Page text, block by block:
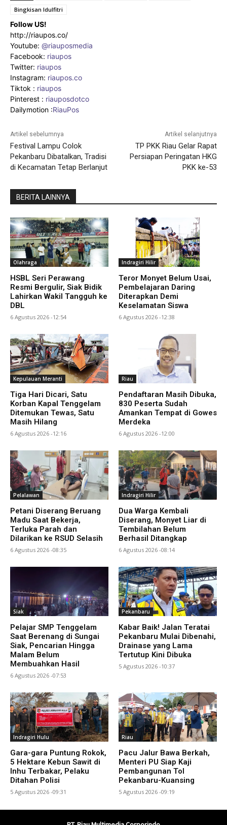
Bingkisan Idulfitri
Follow US!
http://riaupos.co/
Youtube: @riauposmedia
Facebook: riaupos
Twitter: riaupos
Instagram: riaupos.co
Tiktok : riaupos
Pinterest : riauposdotco
Dailymotion :RiauPos
Artikel sebelumnya
Festival Lampu Colok
Pekanbaru Dibatalkan, Tradisi
di Kecamatan Tetap Berlanjut
Artikel selanjutnya
TP PKK Riau Gelar Rapat
Persiapan Peringatan HKG
PKK ke-53
BERITA LAINNYA
Olahraga
HSBL Seri Perawang
Resmi Bergulir, Siak Bidik
Lahirkan Wakil Tangguh ke
DBL
6 Agustus 2026 -12:54
Indragiri Hilir
Teror Monyet Belum Usai,
Pembelajaran Daring
Diterapkan Demi
Keselamatan Siswa
6 Agustus 2026 -12:38
Kepulauan Meranti
Tiga Hari Dicari, Satu
Korban Kapal Tenggelam
Ditemukan Tewas, Satu
Masih Hilang
6 Agustus 2026 -12:16
Riau
Pendaftaran Masih Dibuka,
830 Peserta Sudah
Amankan Tempat di Gowes
Merdeka
6 Agustus 2026 -12:00
Pelalawan
Petani Diserang Beruang
Madu Saat Bekerja,
Terluka Parah dan
Dilarikan ke RSUD Selasih
6 Agustus 2026 -08:35
Indragiri Hilir
Dua Warga Kembali
Diserang, Monyet Liar di
Tembilahan Belum
Berhasil Ditangkap
6 Agustus 2026 -08:14
Siak
Pelajar SMP Tenggelam
Saat Berenang di Sungai
Siak, Pencarian Hingga
Malam Belum
Membuahkan Hasil
6 Agustus 2026 -07:53
Pekanbaru
Kabar Baik! Jalan Teratai
Pekanbaru Mulai Dibenahi,
Drainase yang Lama
Tertutup Kini Dibuka
5 Agustus 2026 -10:37
Indragiri Hulu
Gara-gara Puntung Rokok,
5 Hektare Kebun Sawit di
Inhu Terbakar, Pelaku
Ditahan Polisi
5 Agustus 2026 -09:31
Riau
Pacu Jalur Bawa Berkah,
Menteri PU Siap Kaji
Pembangunan Tol
Pekanbaru-Kuansing
5 Agustus 2026 -09:19